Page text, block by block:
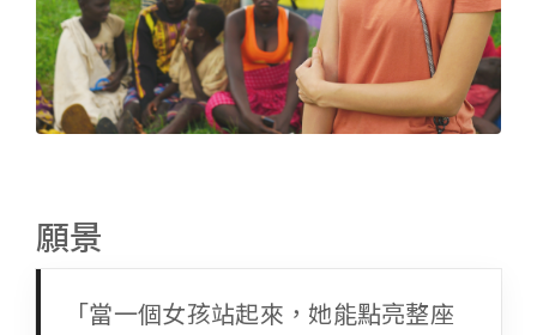
願景
「當一個女孩站起來，她能點亮整座